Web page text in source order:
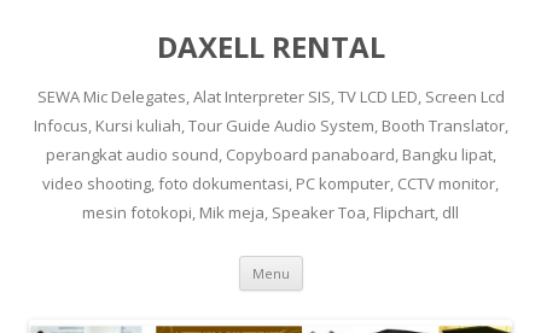
DAXELL RENTAL
SEWA Mic Delegates, Alat Interpreter SIS, TV LCD LED, Screen Lcd
Infocus, Kursi kuliah, Tour Guide Audio System, Booth Translator,
perangkat audio sound, Copyboard panaboard, Bangku lipat,
video shooting, foto dokumentasi, PC komputer, CCTV monitor,
mesin fotokopi, Mik meja, Speaker Toa, Flipchart, dll
Menu Skip to content